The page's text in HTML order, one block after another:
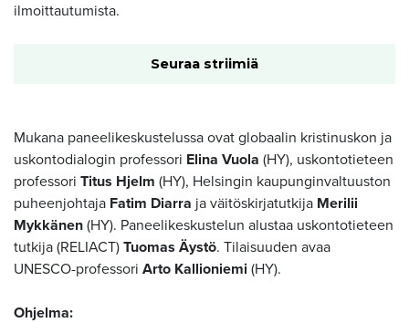
ilmoittautumista.
Seuraa striimiä
Mukana paneelikeskustelussa ovat globaalin kristinuskon ja
uskontodialogin professori Elina Vuola (HY), uskontotieteen
professori Titus Hjelm (HY), Helsingin kaupunginvaltuuston
puheenjohtaja Fatim Diarra ja väitöskirjatutkija Merilii
Mykkänen (HY). Paneelikeskustelun alustaa uskontotieteen
tutkija (RELIACT) Tuomas Äystö. Tilaisuuden avaa
UNESCO-professori Arto Kallioniemi (HY).
Ohjelma: